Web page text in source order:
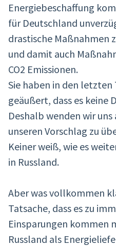
Energiebeschaffung
für Deutschland
drastische Maßnahmen
und damit auch
CO2 Emissionen.
Sie haben in den letzten
geäußert, dass es keine
Deshalb wenden wir
unseren Vorschlag zu
Keiner weiß, wie es
in Russland.
Aber was vollkommen
Tatsache, dass es zu
Einsparungen kommen
Russland als